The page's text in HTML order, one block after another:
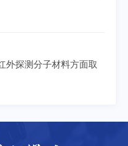
外探测分子材料方面取